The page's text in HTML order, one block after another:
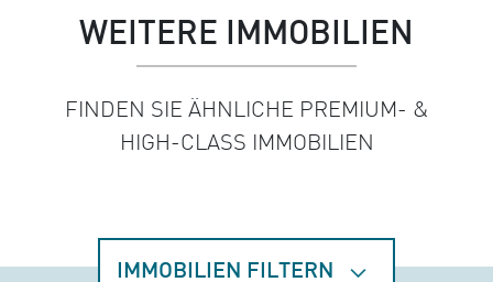
WEITERE IMMOBILIEN
FINDEN SIE ÄHNLICHE PREMIUM- &
HIGH-CLASS IMMOBILIEN
IMMOBILIEN FILTERN